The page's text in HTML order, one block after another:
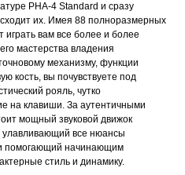
PHA-4 Standard и сразу
их. Имея 88 полноразмерных
вам все более и более
мастерства владения
механизму, функции
кость, вы почувствуете под
рояль, чутко
на клавиши. За аутентичными
мощный звуковой движок
улавливающий все нюансы
помогающий начинающим
стиль и динамику.